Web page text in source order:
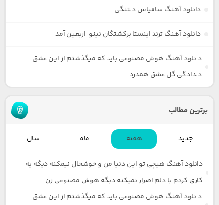
دانلود آهنگ سامیاس دلتنگی
دانلود آهنگ ترند اینستا برکشتگان نینوا اربعین آمد
دانلود آهنگ هوش مصنوعی باید که میگذشتم از این عشق
دلدادگی گل عشق همدرد
برترین مطالب
جدید هفته ماه سال
دانلود آهنگ هیچی تو این دنیا من و خوشحال نیمکنه دیگه یه
کاری کردم با دلم اصرار نمیکنه دیگه هوش مصنوعی زن
دانلود آهنگ هوش مصنوعی باید که میگذشتم از این عشق